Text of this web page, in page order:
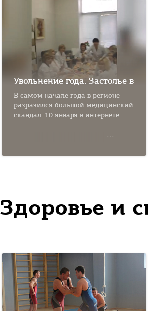
Увольнение года. Застолье в
В самом начале года в регионе
разразился большой медицинский
скандал. 10 января в интернете...
Здоровье и